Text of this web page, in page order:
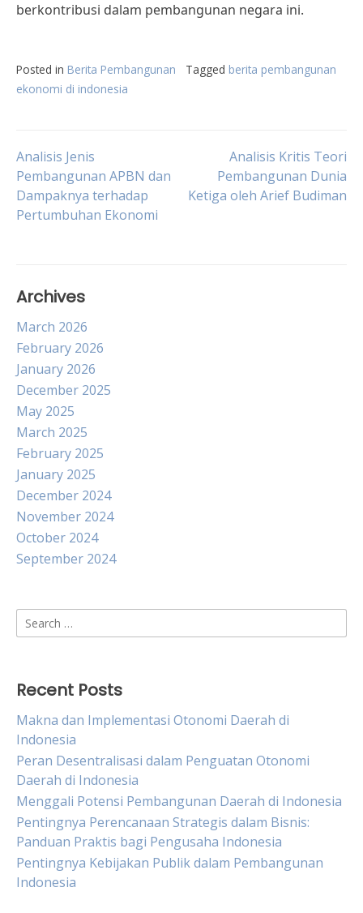
berkontribusi dalam pembangunan negara ini.
Posted in Berita Pembangunan Tagged berita pembangunan
ekonomi di indonesia
Post
navigation
Analisis Jenis
Pembangunan APBN dan
Dampaknya terhadap
Pertumbuhan Ekonomi
Analisis Kritis Teori
Pembangunan Dunia
Ketiga oleh Arief Budiman
Archives
March 2026
February 2026
January 2026
December 2025
May 2025
March 2025
February 2025
January 2025
December 2024
November 2024
October 2024
September 2024
Search
for:
Recent Posts
Makna dan Implementasi Otonomi Daerah di
Indonesia
Peran Desentralisasi dalam Penguatan Otonomi
Daerah di Indonesia
Menggali Potensi Pembangunan Daerah di Indonesia
Pentingnya Perencanaan Strategis dalam Bisnis:
Panduan Praktis bagi Pengusaha Indonesia
Pentingnya Kebijakan Publik dalam Pembangunan
Indonesia